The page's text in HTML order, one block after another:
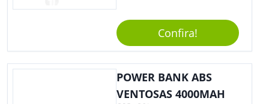
Adorar.
Confira!
POWER BANK ABS
VENTOSAS 4000MAH